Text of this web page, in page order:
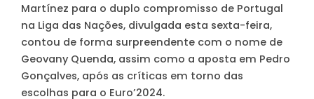
Martínez para o duplo compromisso de Portugal
na Liga das Nações, divulgada esta sexta-feira,
contou de forma surpreendente com o nome de
Geovany Quenda, assim como a aposta em Pedro
Gonçalves, após as críticas em torno das
escolhas para o Euro’2024.